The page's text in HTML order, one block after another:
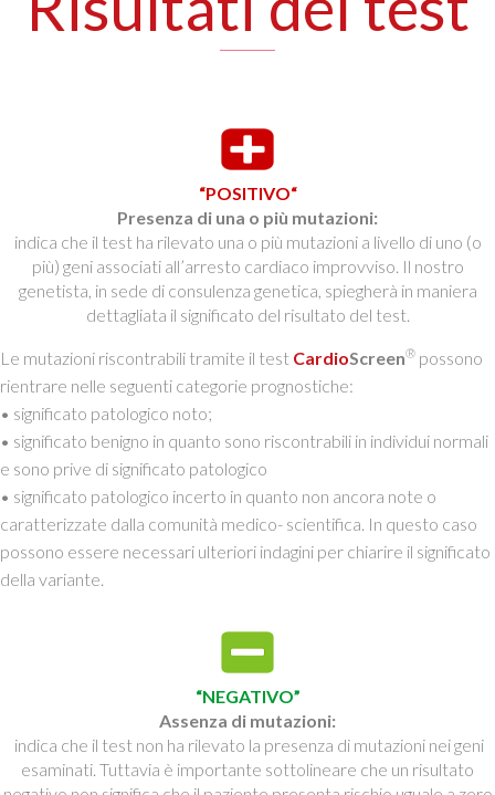
“POSITIVO“
Presenza di una o più mutazioni:
indica che il test ha rilevato una o più mutazioni a livello di uno (o
più) geni associati all’arresto cardiaco improvviso. Il nostro
genetista, in sede di consulenza genetica, spiegherà in maniera
dettagliata il significato del risultato del test.
Le mutazioni riscontrabili tramite il test CardioScreen® possono
rientrare nelle seguenti categorie prognostiche:
• significato patologico noto;
• significato benigno in quanto sono riscontrabili in individui normali
e sono prive di significato patologico
• significato patologico incerto in quanto non ancora note o
caratterizzate dalla comunità medico- scientifica. In questo caso
possono essere necessari ulteriori indagini per chiarire il significato
della variante.
“NEGATIVO”
Assenza di mutazioni:
indica che il test non ha rilevato la presenza di mutazioni nei geni
esaminati. Tuttavia è importante sottolineare che un risultato